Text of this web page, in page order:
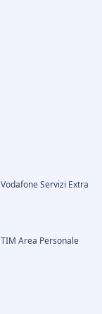
Vodafone Servizi Extra
TIM Area Personale